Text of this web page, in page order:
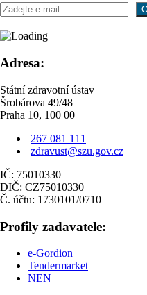
Adresa:
Státní zdravotní ústav
Šrobárova 49/48
Praha 10, 100 00
267 081 111
zdravust@szu.gov.cz
IČ: 75010330
DIČ: CZ75010330
Č. účtu: 1730101/0710
Profily zadavatele:
e-Gordion
Tendermarket
NEN